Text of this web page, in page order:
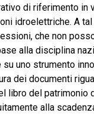
di riferimento in
idroelettriche. A
che non
alla disciplina
uno strumento
dei documenti
libro del patrimonio
alla